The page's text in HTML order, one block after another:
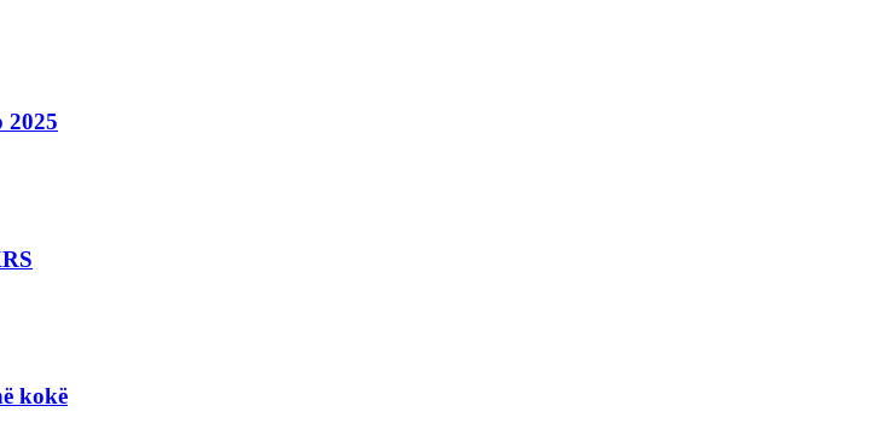
2025
kokë